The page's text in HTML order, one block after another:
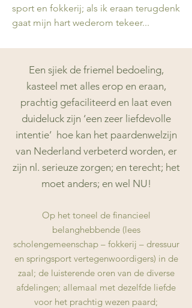
sport en fokkerij; als ik eraan terugdenk
gaat mijn hart wederom tekeer...
Een sjiek de friemel bedoeling,
kasteel met alles erop en eraan,
prachtig gefaciliteerd en laat even
duideluck zijn ‘een zeer liefdevolle
intentie’ hoe kan het paardenwelzijn
van Nederland verbeterd worden, er
zijn nl. serieuze zorgen; en terecht; het
moet anders; en wel NU!
Op het toneel de financieel
belanghebbende (lees
scholengemeenschap – fokkerij – dressuur
en springsport vertegenwoordigers) in de
zaal; de luisterende oren van de diverse
afdelingen; allemaal met dezelfde liefde
voor het prachtig wezen paard;